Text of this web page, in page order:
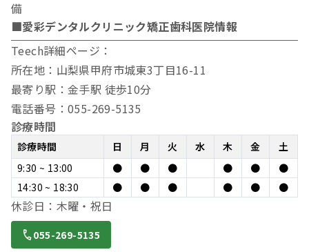
備
■愛彩デンタルクリニック矯正歯科医院情報
Teech詳細ページ：
所在地：山梨県甲府市城東3丁目16-11
最寄り駅：金手駅 徒歩10分
電話番号：055-269-5135
診療時間
診療時間 日 月 火 水 木 金
土
9:30 ~ 13:00
● ● ● ● ●
●
14:30 ~ 18:30
● ● ● ● ● ●
休診日：木曜・祝日
055-269-5135